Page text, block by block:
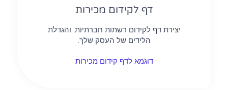
דף לקידום מכירות
יצירת דף לקידום רשתות חברתיות, והגדלת
הלידים של העסק שלך.
דוגמא לדף קידום מכירות